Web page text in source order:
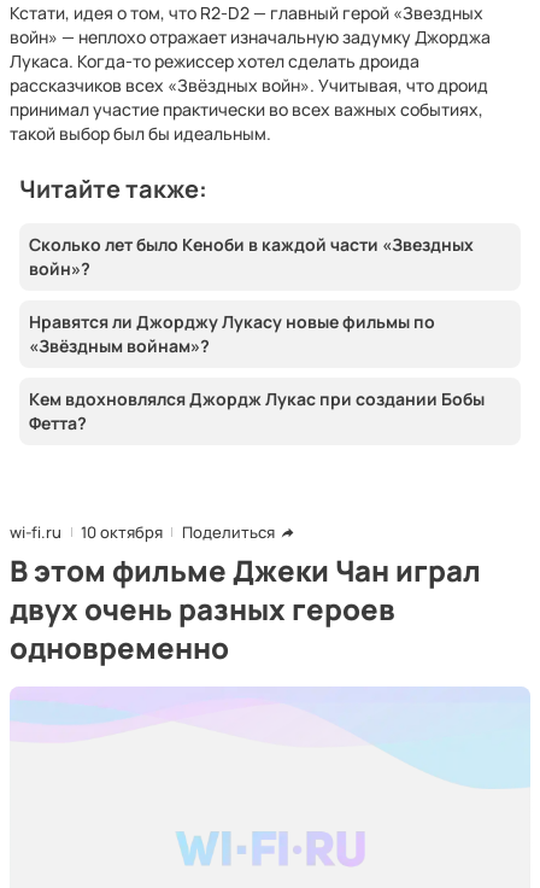
Кстати, идея о том, что R2-D2 — главный герой «Звездных
войн» — неплохо отражает изначальную задумку Джорджа
Лукаса. Когда-то режиссер хотел сделать дроида
рассказчиков всех «Звёздных войн». Учитывая, что дроид
принимал участие практически во всех важных событиях,
такой выбор был бы идеальным.
Читайте также:
Сколько лет было Кеноби в каждой части «Звездных
войн»?
Нравятся ли Джорджу Лукасу новые фильмы по
«Звёздным войнам»?
Кем вдохновлялся Джордж Лукас при создании Бобы
Фетта?
wi-fi.ru 10 октября Поделиться
В этом фильме Джеки Чан играл
двух очень разных героев
одновременно